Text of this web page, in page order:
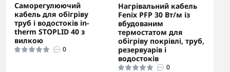
Саморегулюючий
кабель для обігріву
труб і водостоків in-
therm STOPLID 40 з
вилкою
0
Нагрівальний кабель
Fenix PFP 30 Вт/м із
вбудованим
термостатом для
обігріву покрівлі, труб,
резервуарів і
водостоків
0